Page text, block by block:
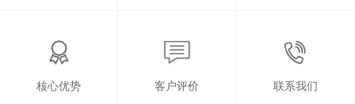
核心优势 客户评价 联系我们